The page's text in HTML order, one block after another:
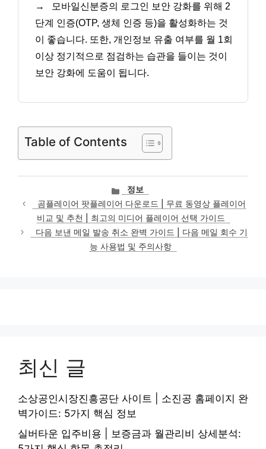
→
모바일신분증의 로그인 보안 강화를 위해 2
단계 인증(OTP, 생체 인증 등)을 활성화하는 것
이 좋습니다. 또한, 개인정보 유출 여부를 월 1회
이상 정기적으로 점검하는 습관을 들이는 것이
보안 강화에 도움이 됩니다.
Table of Contents
카
테
고
리
정보
곰플레이어 팟플레이어 다운로드 | 무료 동영상 플레이어
비교 및 추천 | 최고의 미디어 플레이어 선택 가이드
다음 보낸 메일 발송 취소 완벽 가이드 | 다음 메일 회수 기
능 사용법 및 주의사항
최신 글
소상공인시장진흥공단 사이트 | 소진공 홈페이지 완
벽가이드: 5가지 핵심 정보
실버타운 입주비용 | 보증금과 월관리비 상세분석: